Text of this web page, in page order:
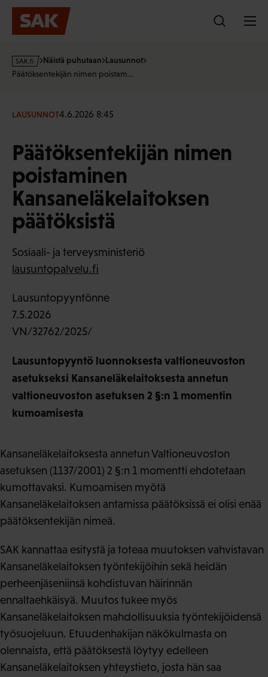
Hyppää
sisältöön
s
a
f
Näistä puhutaan Lausunnot
Päätöksentekijän nimen poistam…
LAUSUNNOT4.6.2026 8:45
Päätöksentekijän nimen
poistaminen
Kansaneläkelaitoksen
päätöksistä
Sosiaali- ja terveysministeriö
lausuntopalvelu.fi
Lausuntopyyntönne
7.5.2026
VN/32762/2025/
Lausuntopyyntö luonnoksesta valtioneuvoston
asetukseksi Kansaneläkelaitoksesta annetun
valtioneuvoston asetuksen 2 §:n 1 momentin
kumoamisesta
Kansaneläkelaitoksesta annetun Valtioneuvoston
asetuksen (1137/2001) 2 §:n 1 momentti ehdotetaan
kumottavaksi. Kumoamisen myötä
Kansaneläkelaitoksen antamissa päätöksissä ei olisi enää
päätöksentekijän nimeä.
SAK kannattaa esitystä ja toteaa muutoksen vahvistavan
Kansaneläkelaitoksen työntekijöihin sekä heidän
perheenjäseniinsä kohdistuvan häirinnän
ennaltaehkäisyä. Muutos tukee myös
Kansaneläkelaitoksen mahdollisuuksia työntekijöidensä
työsuojeluun. Etuudenhakijan näkökulmasta on
olennaista, että päätöksestä löytyy edelleen
Kansaneläkelaitoksen yhteystieto, josta hän saa